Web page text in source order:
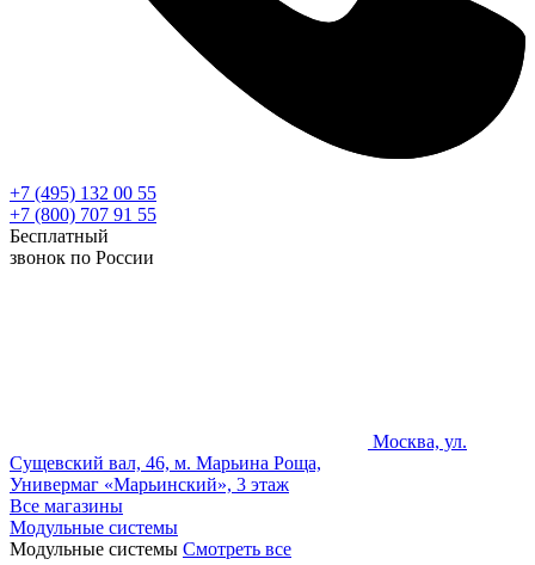
+7 (495) 132 00 55
+7 (800) 707 91 55
Бесплатный
звонок по России
Москва, ул.
Сущевский вал, 46, м. Марьина Роща,
Универмаг «Марьинский», 3 этаж
Все магазины
Модульные системы
Модульные системы Смотреть все